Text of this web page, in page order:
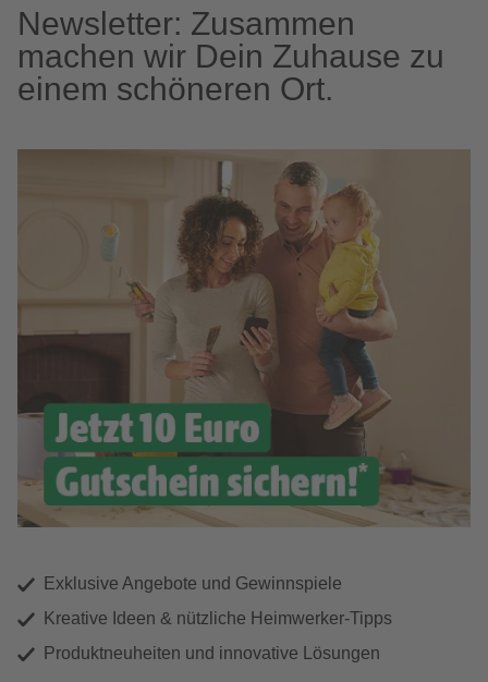
Newsletter: Zusammen
machen wir Dein Zuhause zu
einem schöneren Ort.
Exklusive Angebote und Gewinnspiele
Kreative Ideen & nützliche Heimwerker-Tipps
Produktneuheiten und innovative Lösungen